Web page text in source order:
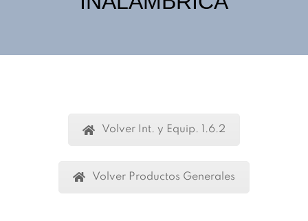
Volver Int. y Equip. 1.6.2
Volver Productos Generales